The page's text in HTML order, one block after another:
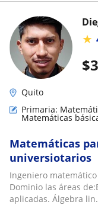
$3
★
Quito
Primaria:
Matemáticas
Matemáticas
universiotarios
Ingeniero
Dominio las áreas
aplicadas. Álgebra